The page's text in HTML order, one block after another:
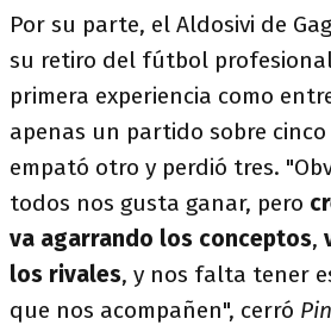
Por su parte, el Aldosivi de
su retiro del fútbol
primera experiencia como
apenas un partido sobre
empató otro y perdió tres.
todos nos gusta ganar, pero
va agarrando los conceptos,
los rivales, y nos falta tener
que nos acompañen", cerró